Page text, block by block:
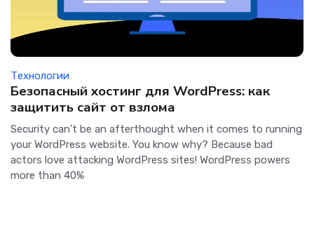
Технологии
Безопасный хостинг для WordPress: как
защитить сайт от взлома
Security can’t be an afterthought when it comes to running
your WordPress website. You know why? Because bad
actors love attacking WordPress sites! WordPress powers
more than 40%